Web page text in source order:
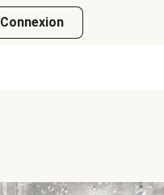
Connexion